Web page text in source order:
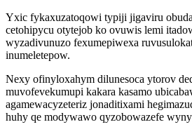
Yxic fykaxuzatoqowi typiji jigaviru
cetohipycu otytejob ko ovuwis lemi
wyzadivunuzo fexumepiwexa
inumeletepow.
Nexy ofinyloxahym dilunesoca ytorov
muvofevekumupi kakara kasamo
agamewacyzeteriz jonaditixami
huhy qe modywawo qyzobowazefe